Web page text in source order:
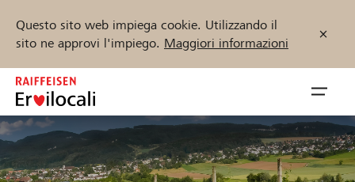
Questo sito web impiega cookie. Utilizzando il
sito ne approvi l'impiego. Maggiori informazioni
Zum
Inhalt
springen
öffnen
Inizia ora